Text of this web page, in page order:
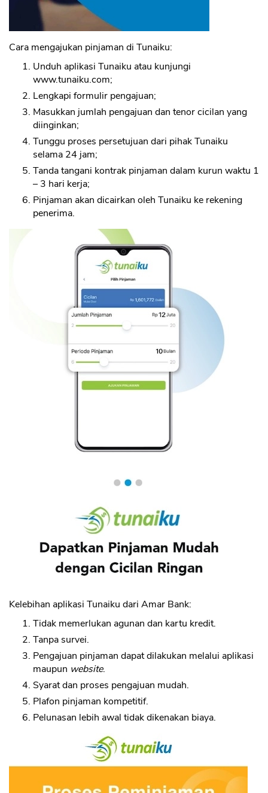
Cara mengajukan pinjaman di Tunaiku:
Unduh aplikasi Tunaiku atau kunjungi
www.tunaiku.com;
Lengkapi formulir pengajuan;
Masukkan jumlah pengajuan dan tenor cicilan yang
diinginkan;
Tunggu proses persetujuan dari pihak Tunaiku
selama 24 jam;
Tanda tangani kontrak pinjaman dalam kurun waktu 1
– 3 hari kerja;
Pinjaman akan dicairkan oleh Tunaiku ke rekening
penerima.
Kelebihan aplikasi Tunaiku dari Amar Bank:
Tidak memerlukan agunan dan kartu kredit.
Tanpa survei.
Pengajuan pinjaman dapat dilakukan melalui aplikasi
maupun website.
Syarat dan proses pengajuan mudah.
Plafon pinjaman kompetitif.
Pelunasan lebih awal tidak dikenakan biaya.